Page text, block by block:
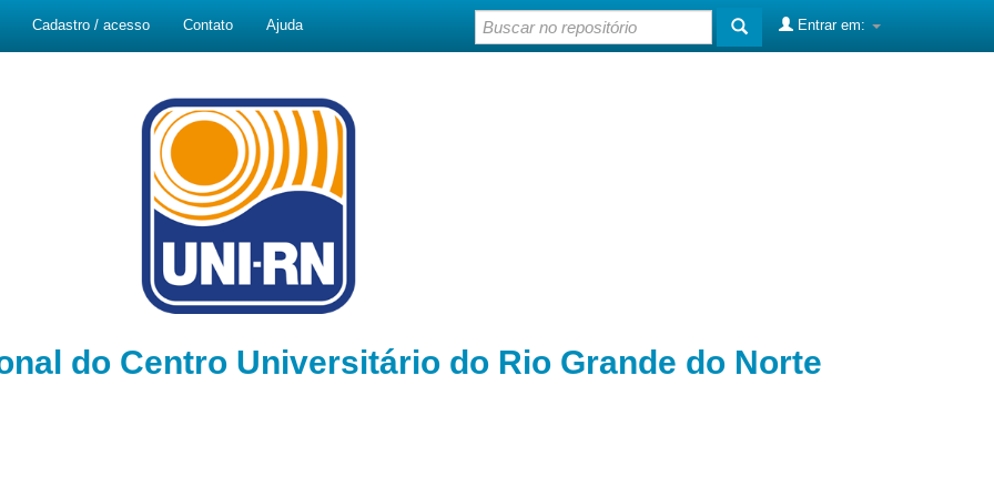
Cadastro / acesso Contato Ajuda Entrar em:
do Centro Universitário do Rio Grande do Norte